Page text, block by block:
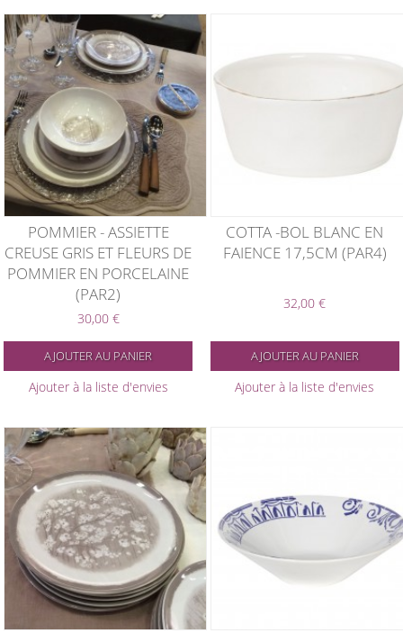
POMMIER - ASSIETTE
CREUSE GRIS ET FLEURS DE
POMMIER EN PORCELAINE
(PAR2)
30,00 €
AJOUTER AU PANIER
Ajouter à la liste d'envies
COTTA -BOL BLANC EN
FAIENCE 17,5CM (PAR4)
32,00 €
AJOUTER AU PANIER
Ajouter à la liste d'envies